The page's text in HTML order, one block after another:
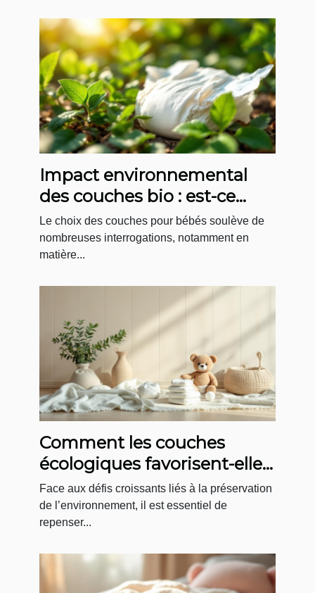
Impact environnemental
des couches bio : est-ce
vraiment mieux ?
Le choix des couches pour bébés soulève de
nombreuses interrogations, notamment en
matière...
Comment les couches
écologiques favorisent-elles
le développement durable ?
Face aux défis croissants liés à la préservation
de l’environnement, il est essentiel de
repenser...